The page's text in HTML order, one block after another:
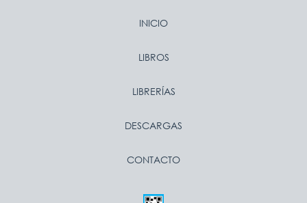
INICIO
LIBROS
LIBRERÍAS
DESCARGAS
CONTACTO